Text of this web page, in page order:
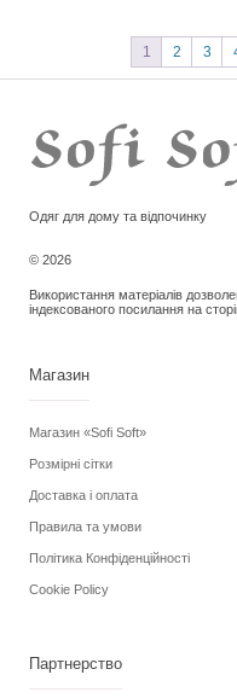
кілька
варіантів.
Параметри
вибрати
сторінці
1 2 3
Одяг для дому та відпочинку
© 2026
Використання матеріалів
індексованого посилання на
Магазин
Магазин «Sofi Soft»
Розмірні сітки
Доставка і оплата
Правила та умови
Політика Конфіденційності
Cookie Policy
Партнерство